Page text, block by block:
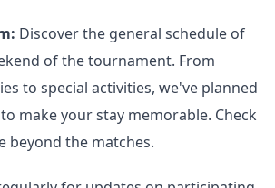
Discover the general schedule of
of the tournament. From
to special activities, we've planned
make your stay memorable. Check
beyond the matches.